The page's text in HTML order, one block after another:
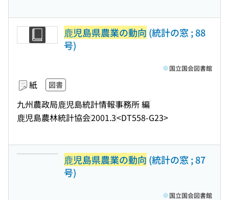
鹿児島県農業の動向 (統計の窓 ; 88
号)
紙 図書
九州農政局鹿児島統計情報事務所 編
鹿児島農林統計協会2001.3<DT558-G23>
国立国会図書館
鹿児島県農業の動向 (統計の窓 ; 87
号)
国立国会図書館